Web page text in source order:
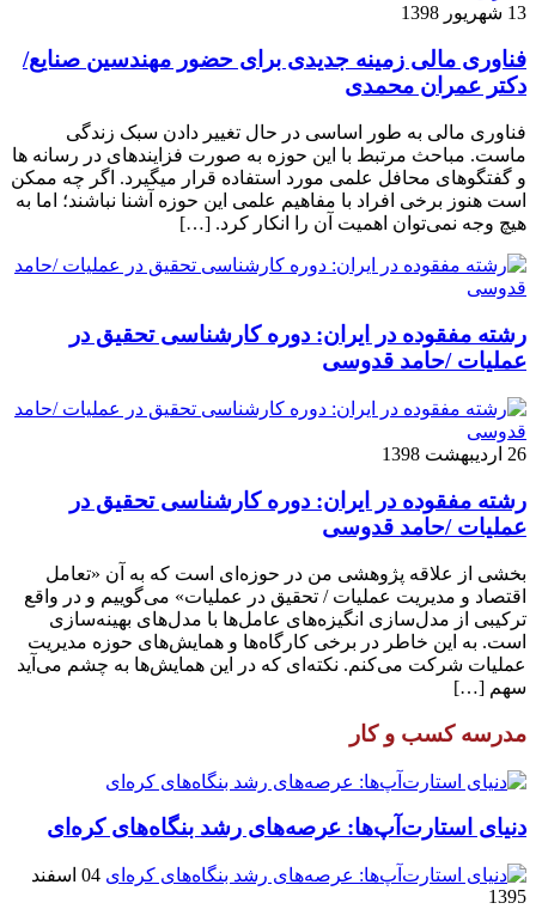
13 شهریور 1398
فناوری مالی زمینه جدیدی برای حضور مهندسین صنایع/
دکتر عمران محمدی
فناوری مالی به طور اساسی در حال تغییر دادن سبک زندگی
ماست. مباحث مرتبط با این حوزه به صورت فزاینده­ای در رسانه­ ها
و گفتگوهای محافل علمی مورد استفاده قرار می­گیرد. اگر چه ممکن
است هنوز برخی افراد با مفاهیم علمی این حوزه آشنا نباشند؛ اما به
هیچ وجه نمی‌توان اهمیت آن را انکار کرد. […]
رشته مفقوده در ایران: دوره کارشناسی تحقیق در
عملیات /حامد قدوسی
26 اردیبهشت 1398
رشته مفقوده در ایران: دوره کارشناسی تحقیق در
عملیات /حامد قدوسی
بخشی از علاقه پژوهشی من در حوزه‌ای است که به آن «تعامل
اقتصاد و مدیریت عملیات / تحقیق در عملیات» می‌گوییم و در واقع
ترکیبی از مدل‌سازی انگیزه‌های عامل‌ها با مدل‌های بهینه‌سازی
است. به این خاطر در برخی کارگاه‌ها و همایش‌های حوزه مدیریت
عملیات شرکت می‌کنم. نکته‌ای که در این همایش‌ها به چشم می‌آید
سهم […]
مدرسه کسب و کار
دنیای استارت‌آپ‌ها: عرصه‌های رشد بنگاه‌های کره‌ای‌
04 اسفند
1395